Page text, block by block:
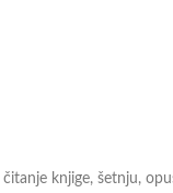
knjige, šetnju,